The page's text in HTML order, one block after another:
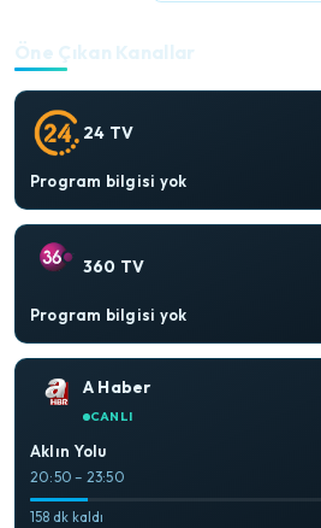
Öne Çıkan Kanallar
24 TV
Program bilgisi yok
360 TV
Program bilgisi yok
A Haber
CANLI
Aklın Yolu
20:50 – 23:50
158 dk kaldı